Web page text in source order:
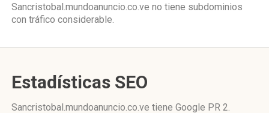
Sancristobal.mundoanuncio.co.ve no tiene subdominios
con tráfico considerable.
Estadísticas SEO
Sancristobal.mundoanuncio.co.ve tiene Google PR 2.